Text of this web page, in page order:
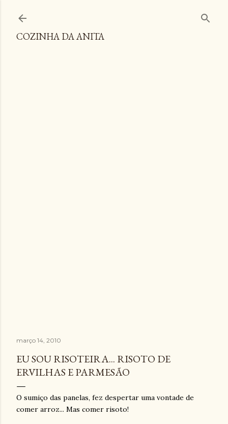
COZINHA DA ANITA
março 14, 2010
EU SOU RISOTEIRA... RISOTO DE
ERVILHAS E PARMESÃO
O sumiço das panelas, fez despertar uma vontade de
comer arroz... Mas comer risoto!